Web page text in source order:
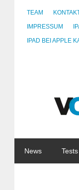
TEAM
IMPRESSUM
IPAD BEI APPLE
News Tests